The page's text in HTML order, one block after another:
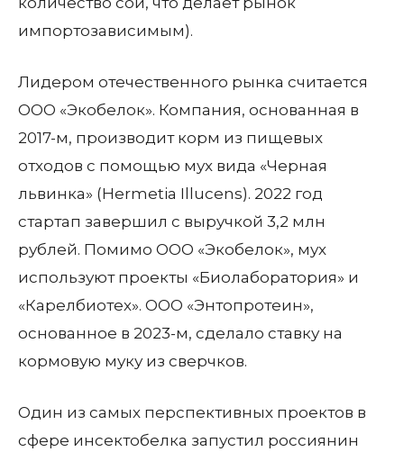
импортозависимым).
Лидером отечественного рынка считается
ООО «Экобелок». Компания, основанная в
2017-м, производит корм из пищевых
отходов с помощью мух вида «Черная
львинка» (Hermetia Illucens). 2022 год
стартап завершил с выручкой 3,2 млн
рублей. Помимо ООО «Экобелок», мух
используют проекты «Биолаборатория» и
«Карелбиотех». ООО «Энтопротеин»,
основанное в 2023-м, сделало ставку на
кормовую муку из сверчков.
Один из самых перспективных проектов в
сфере инсектобелка запустил россиянин